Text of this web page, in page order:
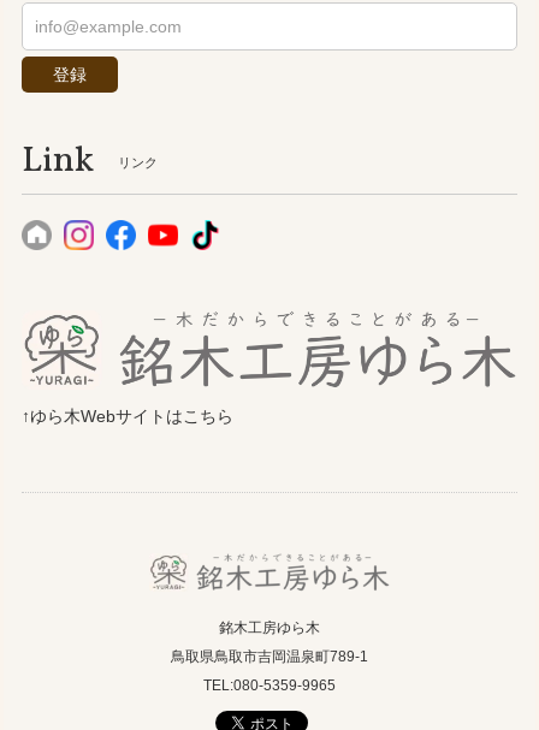
登録
Link リンク
↑ゆら木Webサイトはこちら
銘木工房ゆら木
鳥取県鳥取市吉岡温泉町789-1
TEL:080-5359-9965